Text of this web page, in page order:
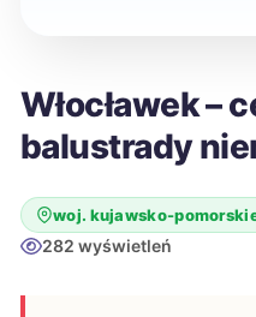
Włocławek –
balustrady
woj. kujawsko-
282 wyświetleń